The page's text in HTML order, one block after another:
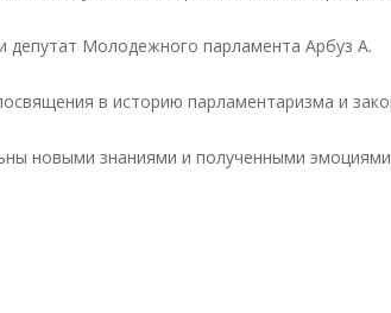
депутат Молодежного парламента Арбуз А.
в историю парламентаризма и
новыми знаниями и полученными